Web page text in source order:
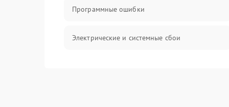
Программные ошибки
Электрические и системные сбои